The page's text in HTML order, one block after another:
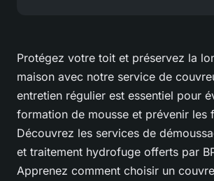
Protégez votre toit et préservez la
maison avec notre service de
entretien régulier est essentiel pour
formation de mousse et prévenir les
Découvrez les services de
et traitement hydrofuge offerts par
Apprenez comment choisir un